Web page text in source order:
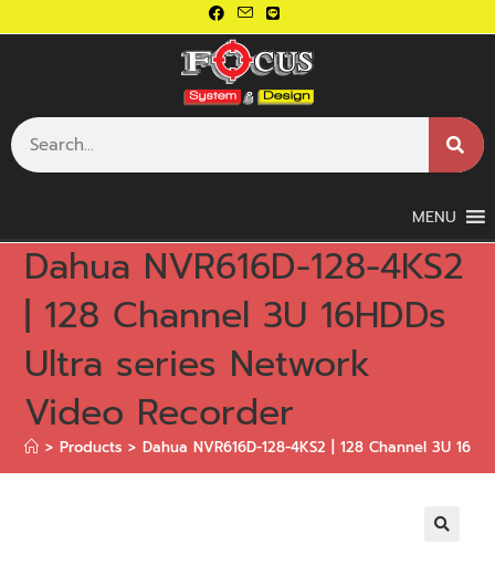
MENU
Dahua NVR616D-128-4KS2
| 128 Channel 3U 16HDDs
Ultra series Network
Video Recorder
> Products > Dahua NVR616D-128-4KS2 | 128 Channel 3U